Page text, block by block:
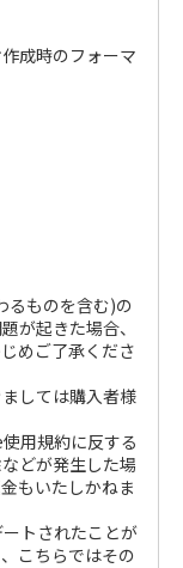
成時のフォーマ
るものを含む)の
が起きた場合、
めご了承くださ
しては購入者様
用規約に反する
どが発生した場
もいたしかねま
トされたことが
こちらではその